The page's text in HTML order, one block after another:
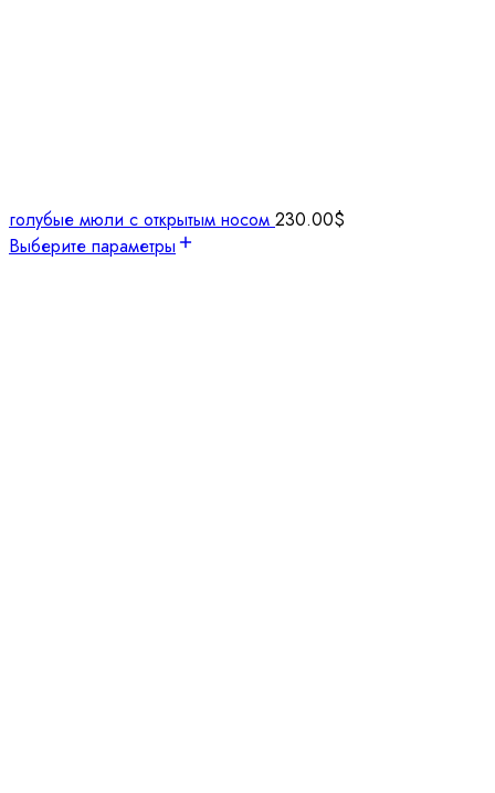
голубые мюли с открытым носом 230.00$
Выберите параметры